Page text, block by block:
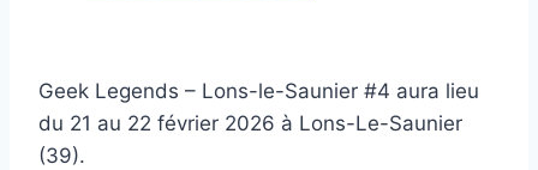
Geek Legends – Lons-le-Saunier #4 aura lieu
du 21 au 22 février 2026 à Lons-Le-Saunier
(39).